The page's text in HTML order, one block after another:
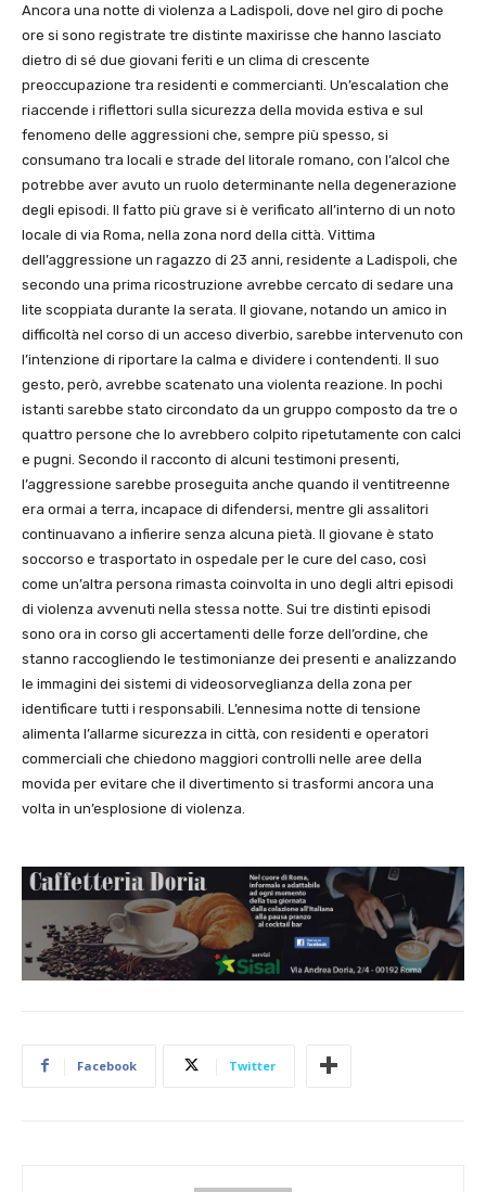
Ancora una notte di violenza a Ladispoli, dove nel giro di poche
ore si sono registrate tre distinte maxirisse che hanno lasciato
dietro di sé due giovani feriti e un clima di crescente
preoccupazione tra residenti e commercianti. Un’escalation che
riaccende i riflettori sulla sicurezza della movida estiva e sul
fenomeno delle aggressioni che, sempre più spesso, si
consumano tra locali e strade del litorale romano, con l’alcol che
potrebbe aver avuto un ruolo determinante nella degenerazione
degli episodi. Il fatto più grave si è verificato all’interno di un noto
locale di via Roma, nella zona nord della città. Vittima
dell’aggressione un ragazzo di 23 anni, residente a Ladispoli, che
secondo una prima ricostruzione avrebbe cercato di sedare una
lite scoppiata durante la serata. Il giovane, notando un amico in
difficoltà nel corso di un acceso diverbio, sarebbe intervenuto con
l’intenzione di riportare la calma e dividere i contendenti. Il suo
gesto, però, avrebbe scatenato una violenta reazione. In pochi
istanti sarebbe stato circondato da un gruppo composto da tre o
quattro persone che lo avrebbero colpito ripetutamente con calci
e pugni. Secondo il racconto di alcuni testimoni presenti,
l’aggressione sarebbe proseguita anche quando il ventitreenne
era ormai a terra, incapace di difendersi, mentre gli assalitori
continuavano a infierire senza alcuna pietà. Il giovane è stato
soccorso e trasportato in ospedale per le cure del caso, così
come un’altra persona rimasta coinvolta in uno degli altri episodi
di violenza avvenuti nella stessa notte. Sui tre distinti episodi
sono ora in corso gli accertamenti delle forze dell’ordine, che
stanno raccogliendo le testimonianze dei presenti e analizzando
le immagini dei sistemi di videosorveglianza della zona per
identificare tutti i responsabili. L’ennesima notte di tensione
alimenta l’allarme sicurezza in città, con residenti e operatori
commerciali che chiedono maggiori controlli nelle aree della
movida per evitare che il divertimento si trasformi ancora una
volta in un’esplosione di violenza.
Facebook Twitter